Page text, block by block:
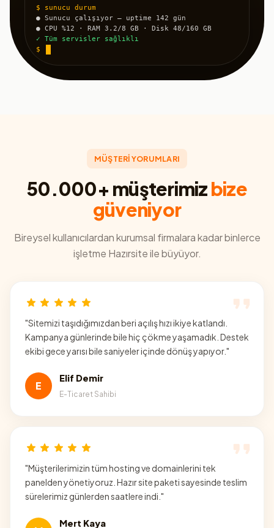
$ sunucu durum
● Sunucu çalışıyor — uptime 142 gün
● CPU %12 · RAM 3.2/8 GB · Disk 48/160 GB
✓ Tüm servisler sağlıklı
$
MÜŞTERİ YORUMLARI
50.000+ müşterimizbize
güveniyor
Bireysel kullanıcılardan kurumsal firmalara kadar binlerce
işletme Hazırsite ile büyüyor.
"Sitemizi taşıdığımızdan beri açılış hızı ikiye katlandı.
Kampanya günlerinde bile hiç çökme yaşamadık. Destek
ekibi gece yarısı bile saniyeler içinde dönüş yapıyor."
E
Elif Demir
E-Ticaret Sahibi
"Müşterilerimizin tüm hosting ve domainlerini tek
panelden yönetiyoruz. Hazır site paketi sayesinde teslim
sürelerimiz günlerden saatlere indi. "
Mert Kaya